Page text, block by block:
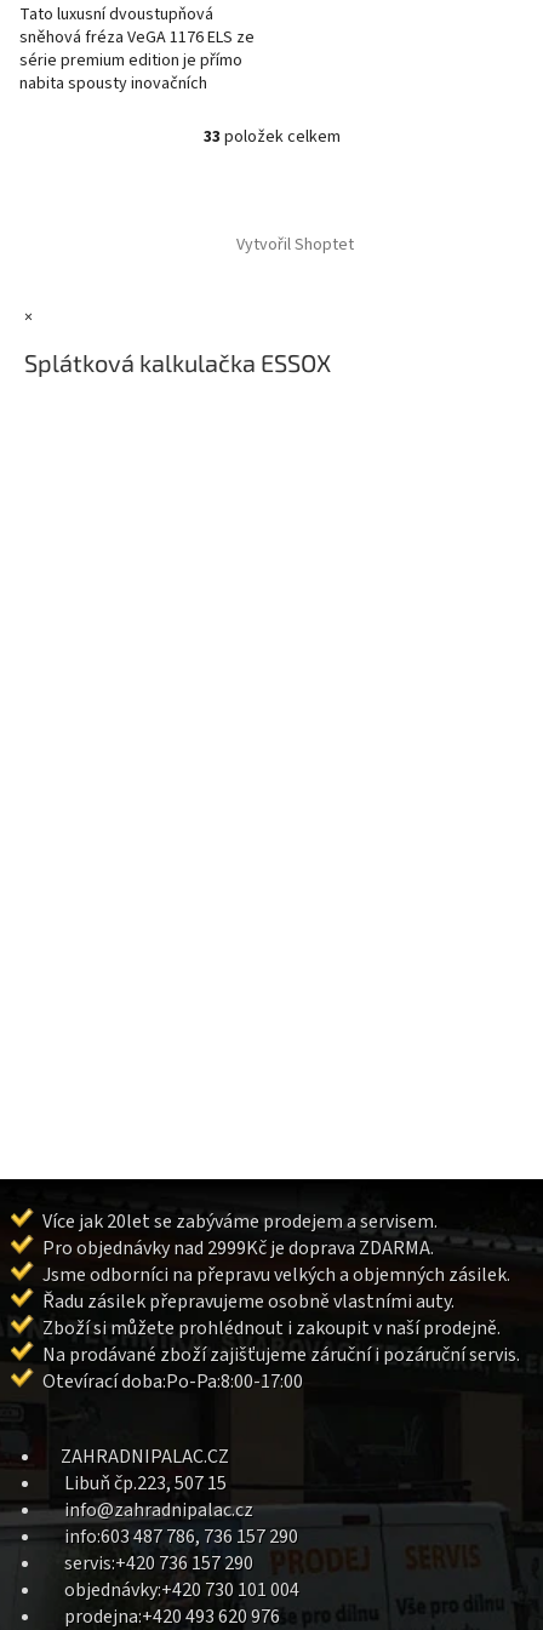
Tato luxusní dvoustupňová
sněhová fréza VeGA 1176 ELS ze
série premium edition je přímo
nabita spousty inovačních
O
d
r
v
33 položek celkem
Vytvořil Shoptet
×
Splátková kalkulačka ESSOX
Více jak 20let se zabýváme prodejem a servisem.
Pro objednávky nad 2999Kč je doprava ZDARMA.
Jsme odborníci na přepravu velkých a objemných zásilek.
Řadu zásilek přepravujeme osobně vlastními auty.
Zboží si můžete prohlédnout i zakoupit v naší prodejně.
Na prodávané zboží zajišťujeme záruční i pozáruční servis.
Otevírací doba:Po-Pa:8:00-17:00
ZAHRADNIPALAC.CZ
Libuň čp.223, 507 15
info@zahradnipalac.cz
info:603 487 786, 736 157 290
servis:+420 736 157 290
objednávky:+420 730 101 004
prodejna:+420 493 620 976